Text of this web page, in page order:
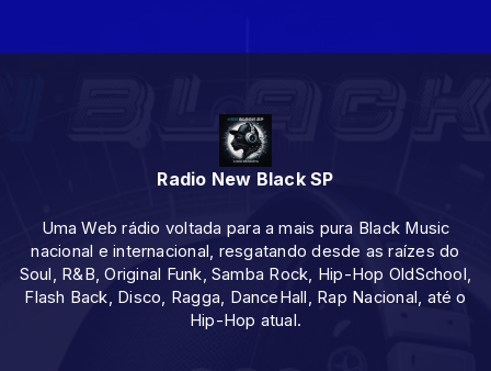
Radio New Black SP
Uma Web rádio voltada para a mais pura Black Music
nacional e internacional, resgatando desde as raízes do
Soul, R&B, Original Funk, Samba Rock, Hip-Hop OldSchool,
Flash Back, Disco, Ragga, DanceHall, Rap Nacional, até o
Hip-Hop atual.